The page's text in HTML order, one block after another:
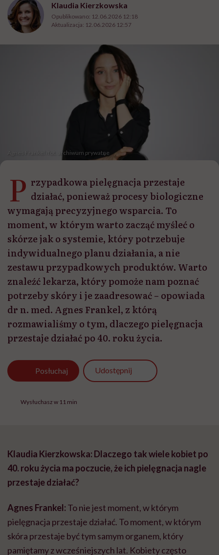
Klaudia Kierzkowska
Opublikowano: 12.06.2026 12:18
Aktualizacja: 12.06.2026 12:57
Agnes Frankel /fot. archiwum prywatne
P rzypadkowa pielęgnacja przestaje
działać, ponieważ procesy biologiczne
wymagają precyzyjnego wsparcia. To
moment, w którym warto zacząć myśleć o
skórze jak o systemie, który potrzebuje
indywidualnego planu działania, a nie
zestawu przypadkowych produktów. Warto
znaleźć lekarza, który pomoże nam poznać
potrzeby skóry i je zaadresować – opowiada
dr n. med. Agnes Frankel, z którą
rozmawialiśmy o tym, dlaczego pielęgnacja
przestaje działać po 40. roku życia.
Posłuchaj Udostępnij
Wysłuchasz w 11 min
Klaudia Kierzkowska: Dlaczego tak wiele kobiet po
40. roku życia ma poczucie, że ich pielęgnacja nagle
przestaje działać?
Agnes Frankel: To nie jest moment, w którym
pielęgnacja przestaje działać. To moment, w którym
skóra przestaje być tym samym organem, który
pamiętamy z wcześniejszych lat. Kobiety często